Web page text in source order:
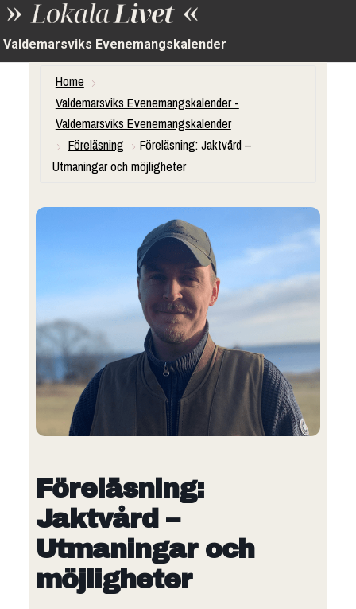
Valdemarsviks Evenemangskalender
Home
Valdemarsviks Evenemangskalender -
Valdemarsviks Evenemangskalender
Föreläsning
Föreläsning: Jaktvård –
Utmaningar och möjligheter
Föreläsning:
Jaktvård –
Utmaningar och
möjligheter